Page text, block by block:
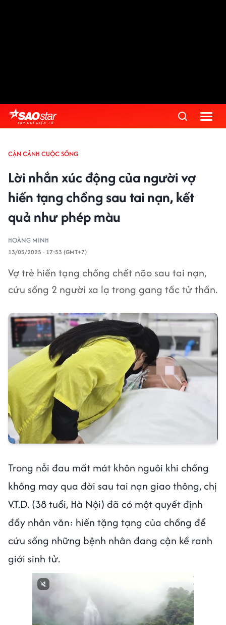
CẬN CẢNH CUỘC SỐNG
Lời nhắn xúc động của người vợ
hiến tạng chồng sau tai nạn, kết
quả như phép màu
HOÀNG MINH
13/03/2025 - 17:53 (GMT+7)
Vợ trẻ hiến tạng chồng chết não sau tai nạn,
cứu sống 2 người xa lạ trong gang tấc tử thần.
Trong nỗi đau mất mát khôn nguôi khi chồng
không may qua đời sau tai nạn giao thông, chị
V.T.D. (38 tuổi, Hà Nội) đã có một quyết định
đầy nhân văn: hiến tặng tạng của chồng để
cứu sống những bệnh nhân đang cận kề ranh
giới sinh tử.